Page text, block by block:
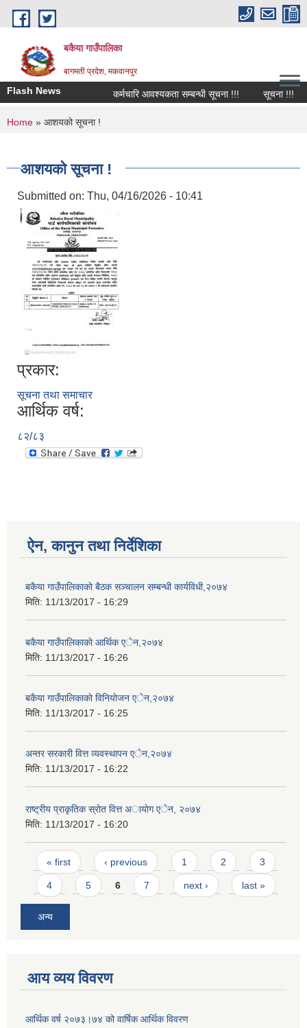
Skip to main content
बकैया गाउँपालिका
बागमती प्रदेश, मकवानपुर
Flash News कर्मचारि आवश्यकता सम्बन्धी सूचना !!! सूचना !!!
You are here
Home » आशयको सूचना !
आशयको सूचना !
Submitted on: Thu, 04/16/2026 - 10:41
प्रकार:
सूचना तथा समाचार
आर्थिक वर्ष:
८२/८३
ऐन, कानुन तथा निर्देशिका
बकैया गाउँपालिकाकाे बैठक सञ्चालन सम्बन्धी कार्यविधी,२०७४
मिति: 11/13/2017 - 16:29
बकैया गाउँपालिकाकाे आर्थिक एेन,२०७४
मिति: 11/13/2017 - 16:26
बकैया गाउँपालिकाकाे विनियाेजन एेन,२०७४
मिति: 11/13/2017 - 16:25
अन्तर सरकारी वित्त व्यवस्थापन एेन,२०७४
मिति: 11/13/2017 - 16:22
राष्ट्रीय प्राकृतिक स्रोत वित्त अायाेग एेन, २०७४
मिति: 11/13/2017 - 16:20
Pages
« first ‹ previous 1 2 3
4 5 6 7 next › last »
अन्य
आय व्यय विवरण
आर्थिक वर्ष २०७३।७४ को वार्षिक आर्थिक विवरण